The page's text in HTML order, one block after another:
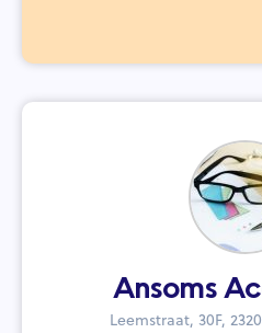
Ansoms
Leemstraat, 30F,